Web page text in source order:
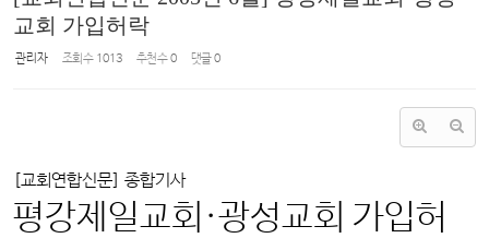
교회 가입허락
관리자 조회 수 1013 추천 수0 댓글0
[교회연합신문] 종합기사
평강제일교회·광성교회 가입허